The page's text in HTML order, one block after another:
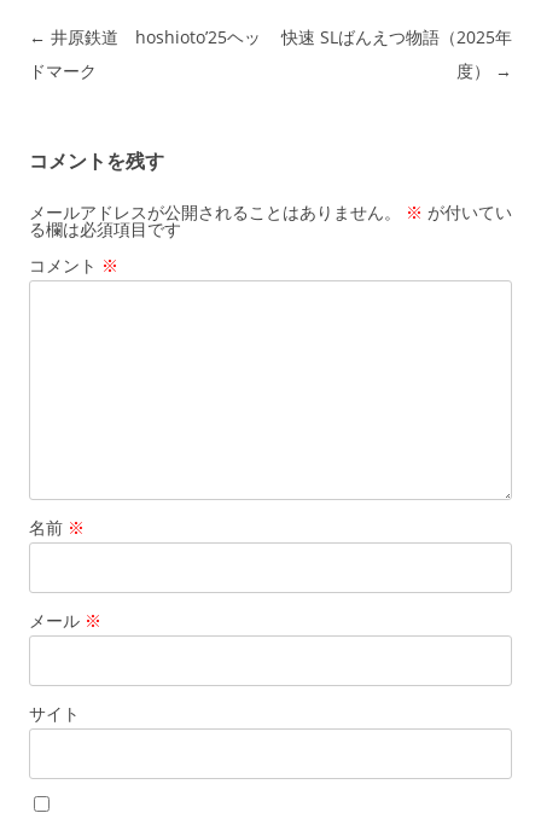
投稿ナビゲーション
← 井原鉄道 hoshioto’25ヘッ
ドマーク
快速 SLばんえつ物語（2025年
度）
→
コメントを残す
メールアドレスが公開されることはありません。 ※ が付いてい
る欄は必須項目です
コメント ※
名前 ※
メール ※
サイト